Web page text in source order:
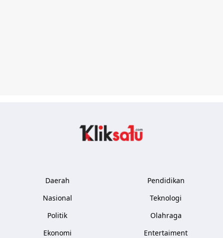
Daerah
Nasional
Politik
Ekonomi
Pendidikan
Teknologi
Olahraga
Entertaiment